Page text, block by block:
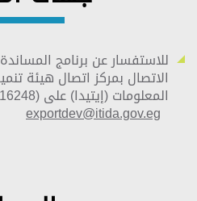
الاتصال بمركز اتصال هيئة
exportdev@itida.gov.eg